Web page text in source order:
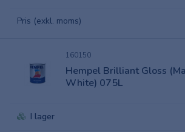
Pris (exkl. moms)
160150
Hempel Brilliant Gloss
White) 075L
I lager